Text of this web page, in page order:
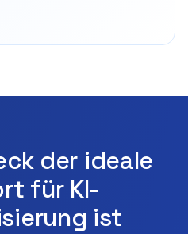
der ideale
für KI-
ist